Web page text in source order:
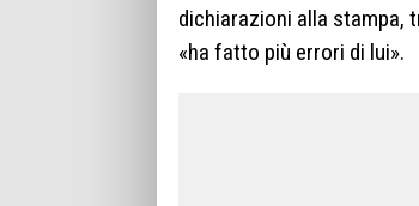
dichiarazioni alla stampa,
«ha fatto più errori di lui».